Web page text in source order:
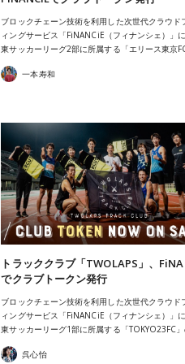
ブロックチェーン技術を利用した次世代クラウド
ィングサービス「FiNANCiE（フィナンシェ）」
東サッカーリーグ2部に所属する「エリース東京
一本寿和
トラッククラブ「TWOLAPS」、
でクラブトークン発行
ブロックチェーン技術を利用した次世代クラウド
ィングサービス「FiNANCiE（フィナンシェ）」
東サッカーリーグ1部に所属する「TOKYO23FC
呉心怡